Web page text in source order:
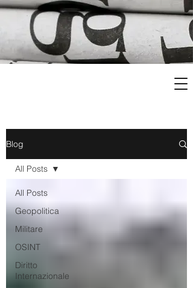
Blog
All Posts
Geopolitica
Militare
OSINT
Diritto
Internazionale
All Posts